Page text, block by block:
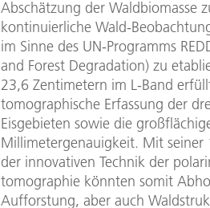
Abschätzung der Waldbiomasse
kontinuierliche Wald-
im Sinne des UN-Programms
and Forest Degradation) zu
23,6 Zentimetern im L-Band
tomographische Erfassung der
Eisgebieten sowie die
Millimetergenauigkeit. Mit
der innovativen Technik der
tomographie könnten somit
Aufforstung, aber auch